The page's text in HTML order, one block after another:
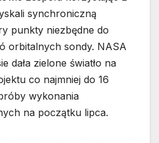
synchroniczną
punkty niezbędne do
orbitalnych sondy. NASA
dała zielone światło na
co najmniej do 16
wykonania
na początku lipca.